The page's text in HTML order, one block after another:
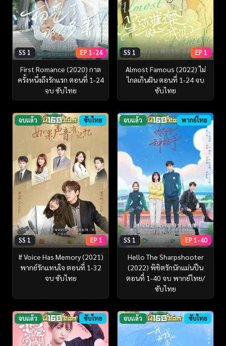
SS 1 EP 1-24
First Romance (2020) กาล
ครั้งหนึ่งถึงรักแรก ตอนที่ 1-24
จบ ซับไทย
SS 1 EP 1
Almost Famous (2022) ไม่
ไกลเกินฝัน ตอนที่ 1-24 จบ
ซับไทย
จบแล้ว ซับไทย
SS 1 EP 1
If Voice Has Memory (2021)
พากย์รักแทนใจ ตอนที่ 1-32
จบ ซับไทย
จบแล้ว พากย์ไทย
SS 1 EP 1-40
Hello The Sharpshooter
(2022) พิชิตรักนักแม่นปืน
ตอนที่ 1-40 จบ พากย์ไทย/
ซับไทย
จบแล้ว ซับไทย จบแล้ว ซับไทย